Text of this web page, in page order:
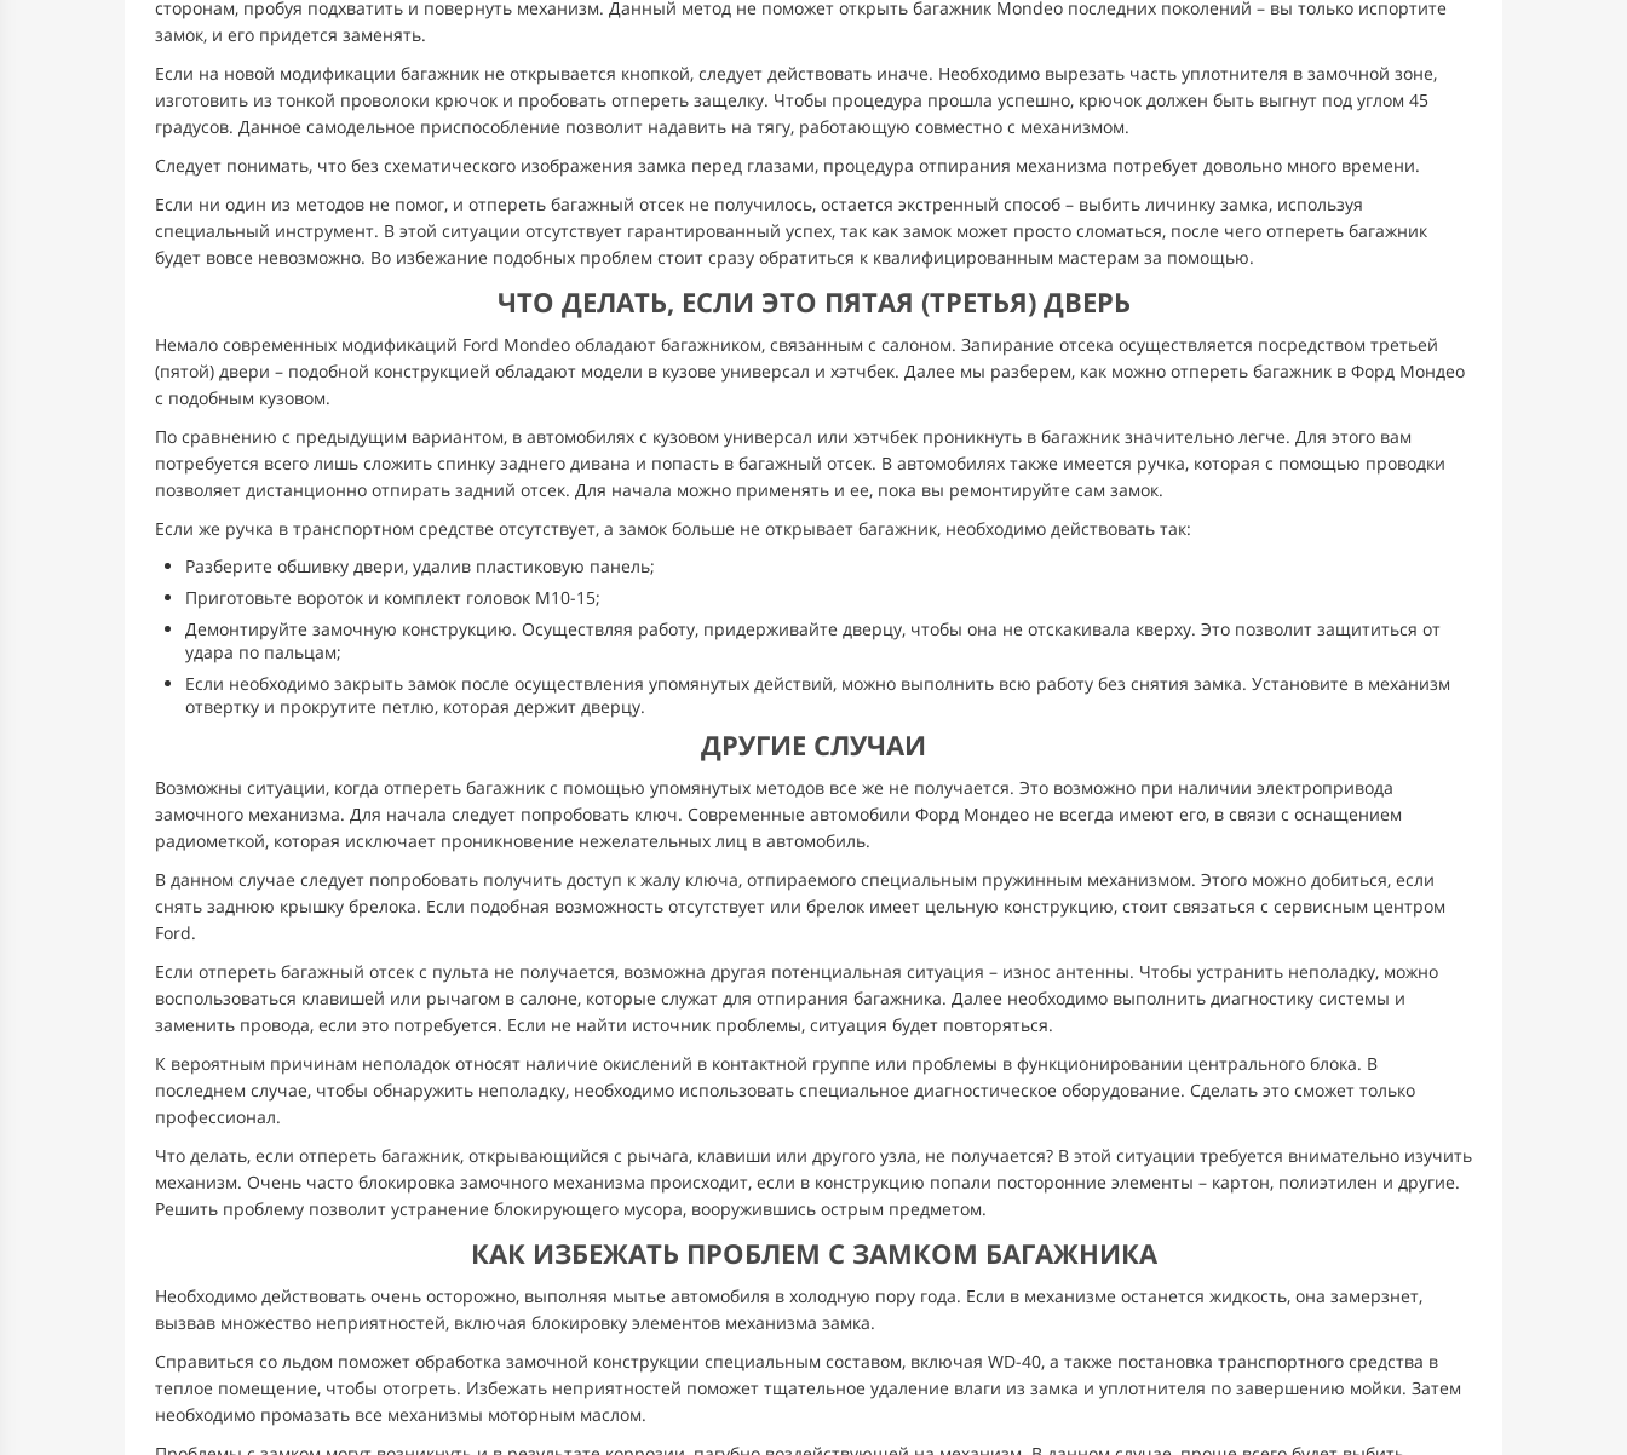
сторонам, пробуя подхватить и повернуть механизм. Данный метод не поможет открыть багажник Mondeo последних поколений – вы только испортите
замок, и его придется заменять.
Если на новой модификации багажник не открывается кнопкой, следует действовать иначе. Необходимо вырезать часть уплотнителя в замочной зоне,
изготовить из тонкой проволоки крючок и пробовать отпереть защелку. Чтобы процедура прошла успешно, крючок должен быть выгнут под углом 45
градусов. Данное самодельное приспособление позволит надавить на тягу, работающую совместно с механизмом.
Следует понимать, что без схематического изображения замка перед глазами, процедура отпирания механизма потребует довольно много времени.
Если ни один из методов не помог, и отпереть багажный отсек не получилось, остается экстренный способ – выбить личинку замка, используя
специальный инструмент. В этой ситуации отсутствует гарантированный успех, так как замок может просто сломаться, после чего отпереть багажник
будет вовсе невозможно. Во избежание подобных проблем стоит сразу обратиться к квалифицированным мастерам за помощью.
ЧТО ДЕЛАТЬ, ЕСЛИ ЭТО ПЯТАЯ (ТРЕТЬЯ) ДВЕРЬ
Немало современных модификаций Ford Mondeo обладают багажником, связанным с салоном. Запирание отсека осуществляется посредством третьей
(пятой) двери – подобной конструкцией обладают модели в кузове универсал и хэтчбек. Далее мы разберем, как можно отпереть багажник в Форд Мондео
с подобным кузовом.
По сравнению с предыдущим вариантом, в автомобилях с кузовом универсал или хэтчбек проникнуть в багажник значительно легче. Для этого вам
потребуется всего лишь сложить спинку заднего дивана и попасть в багажный отсек. В автомобилях также имеется ручка, которая с помощью проводки
позволяет дистанционно отпирать задний отсек. Для начала можно применять и ее, пока вы ремонтируйте сам замок.
Если же ручка в транспортном средстве отсутствует, а замок больше не открывает багажник, необходимо действовать так:
Разберите обшивку двери, удалив пластиковую панель;
Приготовьте вороток и комплект головок М10-15;
Демонтируйте замочную конструкцию. Осуществляя работу, придерживайте дверцу, чтобы она не отскакивала кверху. Это позволит защититься от
удара по пальцам;
Если необходимо закрыть замок после осуществления упомянутых действий, можно выполнить всю работу без снятия замка. Установите в механизм
отвертку и прокрутите петлю, которая держит дверцу.
ДРУГИЕ СЛУЧАИ
Возможны ситуации, когда отпереть багажник с помощью упомянутых методов все же не получается. Это возможно при наличии электропривода
замочного механизма. Для начала следует попробовать ключ. Современные автомобили Форд Мондео не всегда имеют его, в связи с оснащением
радиометкой, которая исключает проникновение нежелательных лиц в автомобиль.
В данном случае следует попробовать получить доступ к жалу ключа, отпираемого специальным пружинным механизмом. Этого можно добиться, если
снять заднюю крышку брелока. Если подобная возможность отсутствует или брелок имеет цельную конструкцию, стоит связаться с сервисным центром
Ford.
Если отпереть багажный отсек с пульта не получается, возможна другая потенциальная ситуация – износ антенны. Чтобы устранить неполадку, можно
воспользоваться клавишей или рычагом в салоне, которые служат для отпирания багажника. Далее необходимо выполнить диагностику системы и
заменить провода, если это потребуется. Если не найти источник проблемы, ситуация будет повторяться.
К вероятным причинам неполадок относят наличие окислений в контактной группе или проблемы в функционировании центрального блока. В
последнем случае, чтобы обнаружить неполадку, необходимо использовать специальное диагностическое оборудование. Сделать это сможет только
профессионал.
Что делать, если отпереть багажник, открывающийся с рычага, клавиши или другого узла, не получается? В этой ситуации требуется внимательно изучить
механизм. Очень часто блокировка замочного механизма происходит, если в конструкцию попали посторонние элементы – картон, полиэтилен и другие.
Решить проблему позволит устранение блокирующего мусора, вооружившись острым предметом.
КАК ИЗБЕЖАТЬ ПРОБЛЕМ С ЗАМКОМ БАГАЖНИКА
Необходимо действовать очень осторожно, выполняя мытье автомобиля в холодную пору года. Если в механизме останется жидкость, она замерзнет,
вызвав множество неприятностей, включая блокировку элементов механизма замка.
Справиться со льдом поможет обработка замочной конструкции специальным составом, включая WD-40, а также постановка транспортного средства в
теплое помещение, чтобы отогреть. Избежать неприятностей поможет тщательное удаление влаги из замка и уплотнителя по завершению мойки. Затем
необходимо промазать все механизмы моторным маслом.